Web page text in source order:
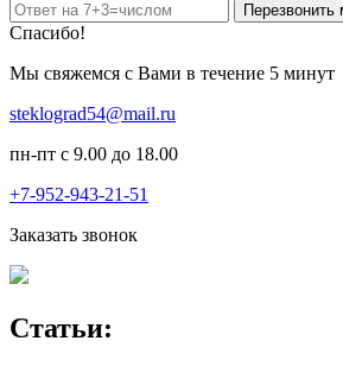
Перезвонить
Спасибо!
Мы свяжемся с Вами в течение 5 минут
steklograd54@mail.ru
пн-пт с 9.00 до 18.00
+7-952-943-21-51
Заказать звонок
Статьи: